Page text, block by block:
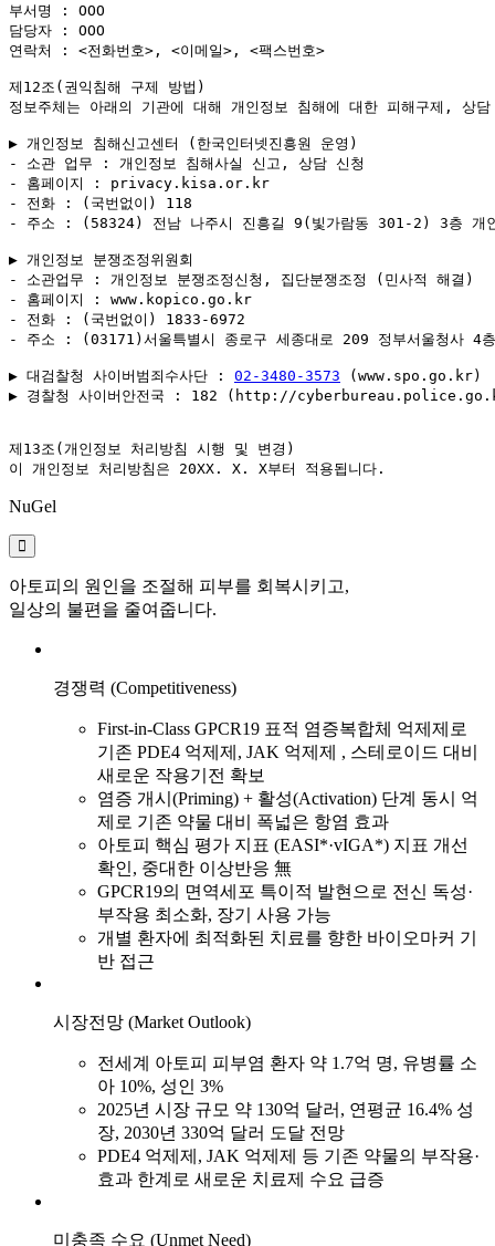
부서명 : OOO
담당자 : OOO
연락처 : <전화번호>, <이메일>, <팩스번호>
제12조(권익침해 구제 방법)
정보주체는 아래의 기관에 대해 개인정보 침해에 대한 피해구제, 상
▶ 개인정보 침해신고센터 (한국인터넷진흥원 운영)
- 소관 업무 : 개인정보 침해사실 신고, 상담 신청
- 홈페이지 : privacy.kisa.or.kr
- 전화 : (국번없이) 118
- 주소 : (58324) 전남 나주시 진흥길 9(빛가람동 301-2) 3층 개인
▶ 개인정보 분쟁조정위원회
- 소관업무 : 개인정보 분쟁조정신청, 집단분쟁조정 (민사적 해결)
- 홈페이지 : www.kopico.go.kr
- 전화 : (국번없이) 1833-6972
- 주소 : (03171)서울특별시 종로구 세종대로 209 정부서울청사 4층
▶ 대검찰청 사이버범죄수사단 : 02-3480-3573 (www.spo.go.kr)
▶ 경찰청 사이버안전국 : 182 (http://
제13조(개인정보 처리방침 시행 및 변경)
이 개인정보 처리방침은 20XX. X. X부터 적용됩니다.
NuGel
아토피의 원인을 조절해 피부를 회복시키고,
일상의 불편을 줄여줍니다.
경쟁력 (Competitiveness)
First-in-Class GPCR19 표적 염증복합체 억제제로
기존 PDE4 억제제, JAK 억제제 , 스테로이드 대비
새로운 작용기전 확보
염증 개시(Priming) + 활성(Activation) 단계 동시 억
제로 기존 약물 대비 폭넓은 항염 효과
아토피 핵심 평가 지표 (EASI*·vIGA*) 지표 개선
확인, 중대한 이상반응 無
GPCR19의 면역세포 특이적 발현으로 전신 독성·
부작용 최소화, 장기 사용 가능
개별 환자에 최적화된 치료를 향한 바이오마커 기
반 접근
시장전망 (Market Outlook)
전세계 아토피 피부염 환자 약 1.7억 명, 유병률 소
아 10%, 성인 3%
2025년 시장 규모 약 130억 달러, 연평균 16.4% 성
장, 2030년 330억 달러 도달 전망
PDE4 억제제, JAK 억제제 등 기존 약물의 부작용·
효과 한계로 새로운 치료제 수요 급증
미충족 수요 (Unmet Need)